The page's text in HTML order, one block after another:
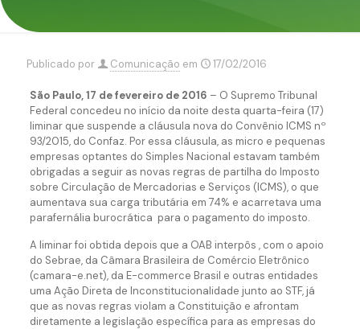
Publicado por Comunicação em 17/02/2016
São Paulo, 17 de fevereiro de 2016 – O Supremo Tribunal
Federal concedeu no início da noite desta quarta-feira (17)
liminar que suspende a cláusula nova do Convênio ICMS nº
93/2015, do Confaz. Por essa cláusula, as micro e pequenas
empresas optantes do Simples Nacional estavam também
obrigadas a seguir as novas regras de partilha do Imposto
sobre Circulação de Mercadorias e Serviços (ICMS), o que
aumentava sua carga tributária em 74% e acarretava uma
parafernália burocrática para o pagamento do imposto.
A liminar foi obtida depois que a OAB interpôs , com o apoio
do Sebrae, da Câmara Brasileira de Comércio Eletrônico
(camara-e.net), da E-commerce Brasil e outras entidades
uma Ação Direta de Inconstitucionalidade junto ao STF, já
que as novas regras violam a Constituição e afrontam
diretamente a legislação específica para as empresas do